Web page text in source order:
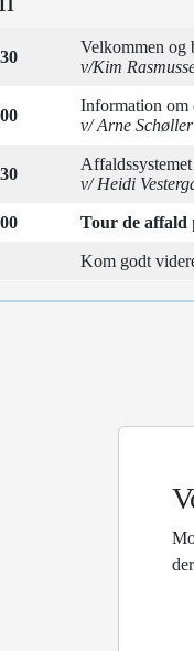
Velkommen og
v/Kim
Information om
v/ Arne
v/ Heidi
Tour de affald
Kom godt